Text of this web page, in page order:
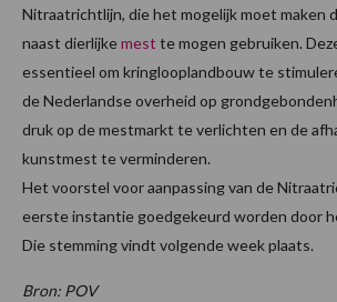
Nitraatrichtlijn, die het mogelijk moet maken
naast dierlijkemest te mogen gebruiken.
essentieel om kringlooplandbouw te
de Nederlandse overheid op
druk op de mestmarkt te verlichten en de
kunstmest te verminderen.
Het voorstel voor aanpassing van de
eerste instantie goedgekeurd worden door
Die stemming vindt volgende week plaats.
Bron: POV